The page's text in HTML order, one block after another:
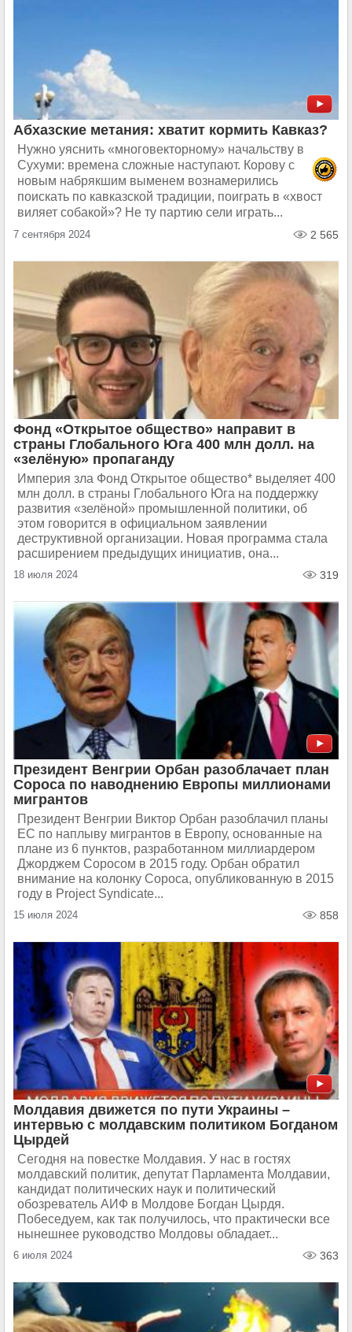
Абхазские метания: хватит кормить Кавказ?
Нужно уяснить «многовекторному» начальству в
Сухуми: времена сложные наступают. Корову с
новым набрякшим выменем вознамерились
поискать по кавказской традиции, поиграть в «хвост
виляет собакой»? Не ту партию сели играть...
7 сентября 2024 2 565
Фонд «Открытое общество» направит в
страны Глобального Юга 400 млн долл. на
«зелёную» пропаганду
Империя зла Фонд Открытое общество* выделяет 400
млн долл. в страны Глобального Юга на поддержку
развития «зелёной» промышленной политики, об
этом говорится в официальном заявлении
деструктивной организации. Новая программа стала
расширением предыдущих инициатив, она...
18 июля 2024 319
Президент Венгрии Орбан разоблачает план
Сороса по наводнению Европы миллионами
мигрантов
Президент Венгрии Виктор Орбан разоблачил планы
ЕС по наплыву мигрантов в Европу, основанные на
плане из 6 пунктов, разработанном миллиардером
Джорджем Соросом в 2015 году. Орбан обратил
внимание на колонку Сороса, опубликованную в 2015
году в Project Syndicate...
15 июля 2024 858
Молдавия движется по пути Украины –
интервью с молдавским политиком Богданом
Цырдей
Сегодня на повестке Молдавия. У нас в гостях
молдавский политик, депутат Парламента Молдавии,
кандидат политических наук и политический
обозреватель АИФ в Молдове Богдан Цырдя.
Побеседуем, как так получилось, что практически все
нынешнее руководство Молдовы обладает...
6 июля 2024 363